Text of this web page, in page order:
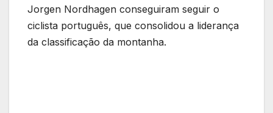
Jorgen Nordhagen conseguiram seguir o
ciclista português, que consolidou a liderança
da classificação da montanha.